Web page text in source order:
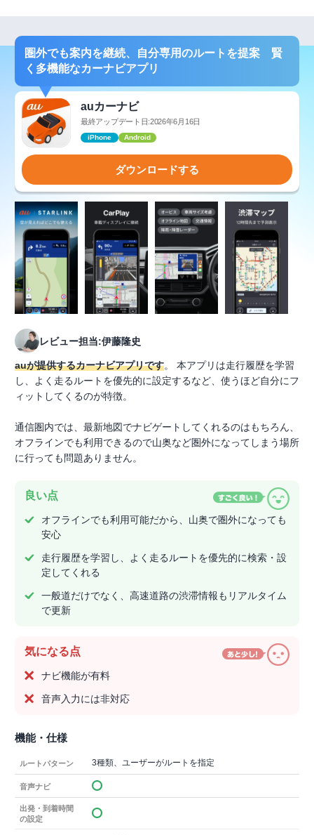
圏外でも案内を継続、自分専用のルートを提案 賢
く多機能なカーナビアプリ
auカーナビ
最終アップデート日:2026年6月16日
iPhone Android
ダウンロードする
レビュー担当:伊藤隆史
auが提供するカーナビアプリです。 本アプリは走行履歴を学習
し、よく走るルートを優先的に設定するなど、使うほど自分にフ
ィットしてくるのが特徴。
通信圏内では、最新地図でナビゲートしてくれるのはもちろん、
オフラインでも利用できるので山奥など圏外になってしまう場所
に行っても問題ありません。
良い点
オフラインでも利用可能だから、山奥で圏外になっても
安心
走行履歴を学習し、よく走るルートを優先的に検索・設
定してくれる
一般道だけでなく、高速道路の渋滞情報もリアルタイム
で更新
気になる点
ナビ機能が有料
音声入力には非対応
機能・仕様
ルートパターン 3種類、ユーザーがルートを指定
音声ナビ
出発・到着時間
の設定